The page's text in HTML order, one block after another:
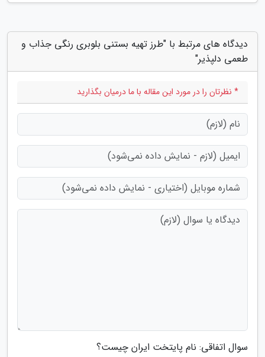
دیدگاه های مرتبط با "طرز تهیه بستنی بلوبری رنگی جذاب و
طعمی دلپذیر"
* نظرتان را در مورد این مقاله با ما درمیان بگذارید
سوال اتفاقی: نام پایتخت ایران چیست؟